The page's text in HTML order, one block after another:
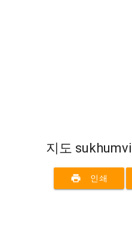
지도
print 인쇄